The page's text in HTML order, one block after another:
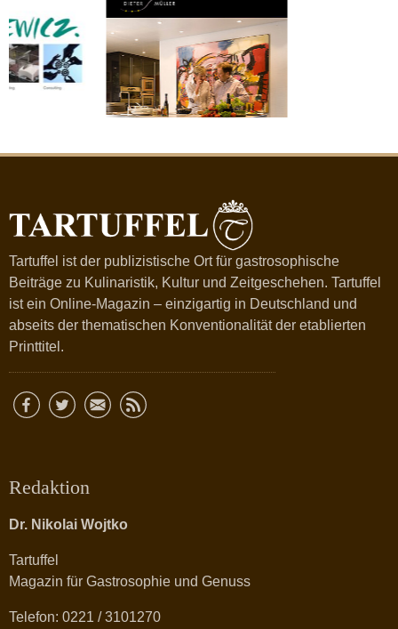
Tartuffel ist der publizistische Ort für gastrosophische
Beiträge zu Kulinaristik, Kultur und Zeitgeschehen. Tartuffel
ist ein Online-Magazin – einzigartig in Deutschland und
abseits der thematischen Konventionalität der etablierten
Printtitel.
Redaktion
Dr. Nikolai Wojtko
Tartuffel
Magazin für Gastrosophie und Genuss
Telefon: 0221 / 3101270